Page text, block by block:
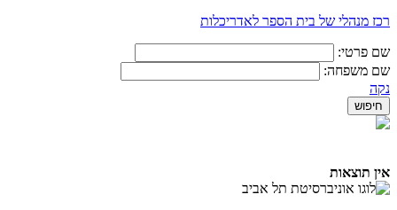
רכז מנהלי של בית הספר לאדריכלות
שם פרטי:
שם משפחה:
נקה
אין תוצאות